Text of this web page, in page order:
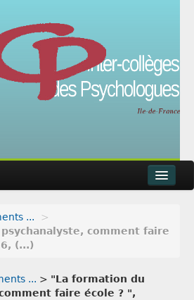
...
>
comment faire
(...)
... > "La formation du
faire école ? ",